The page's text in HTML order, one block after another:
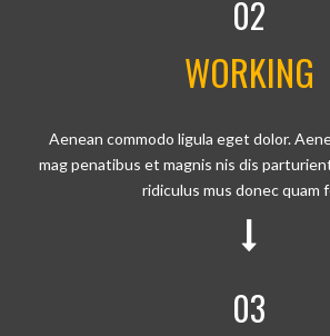
02
WORKING
Aenean commodo ligula eget dolor.
mag penatibus et magnis nis dis
ridiculus mus donec quam
03